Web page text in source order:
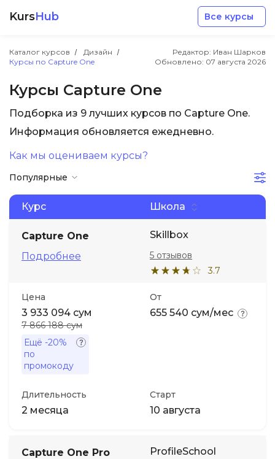
KursHub Все курсы
Каталог курсов
Дизайн
Курсы по Capture One
Редактор: Иван Шарков
Обновлено: 07 августа 2026
Курсы Capture One
Подборка из 9 лучших курсов по Capture One.
Информация обновляется ежедневно.
Как мы оцениваем курсы?
Популярные
Курс Школа
Capture One
Подробнее
Skillbox
3.7
5 отзывов
Цена
3 933 094 сум
7 866 188 сум
Ещё -20%
по
промокоду
От
655 540 сум/мес
Длительность
2 месяца
Старт
10 августа
Capture One Pro
ProfileSchool
Разработка
Дизайн
Аналитика
Иностранные языки
Soft Skills
ДПО
Детям